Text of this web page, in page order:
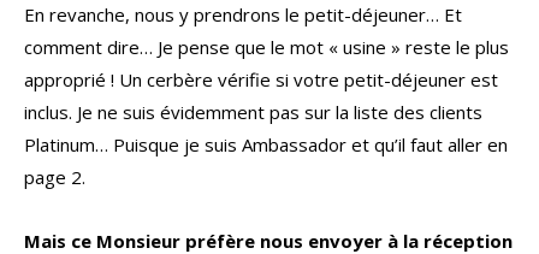
En revanche, nous y prendrons le petit-déjeuner… Et
comment dire… Je pense que le mot « usine » reste le plus
approprié ! Un cerbère vérifie si votre petit-déjeuner est
inclus. Je ne suis évidemment pas sur la liste des clients
Platinum… Puisque je suis Ambassador et qu’il faut aller en
page 2.
Mais ce Monsieur préfère nous envoyer à la réception